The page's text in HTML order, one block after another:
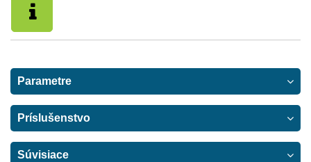
Parametre
Príslušenstvo
Súvisiace